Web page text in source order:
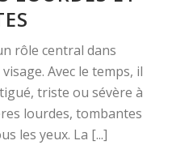
rôle central dans
Avec le temps, il
triste ou sévère à
lourdes, tombantes
les yeux. La [...]